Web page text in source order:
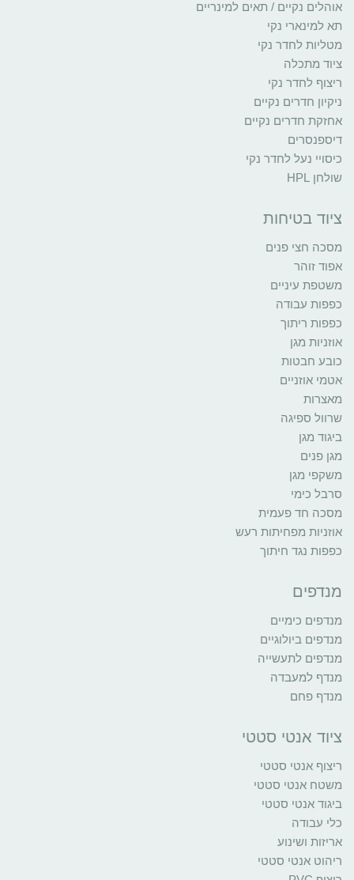
אוהלים נקיים / תאים למינריים
תא למינארי נקי
מטליות לחדר נקי
ציוד מתכלה
ריצוף לחדר נקי
ניקיון חדרים נקיים
אחזקת חדרים נקיים
דיספנסרים
כיסויי נעל לחדר נקי
שולחן HPL
ציוד בטיחות
מסכה חצי פנים
אפוד זוהר
משטפת עיניים
כפפות עבודה
כפפות ריתוך
אוזניות מגן
כובע חבטות
אטמי אוזניים
מאצרות
שרוול ספיגה
ביגוד מגן
מגן פנים
משקפי מגן
סרבל כימי
מסכה חד פעמית
אוזניות מפחיתות רעש
כפפות נגד חיתוך
מנדפים
מנדפים כימיים
מנדפים ביולוגיים
מנדפים לתעשייה
מנדף למעבדה
מנדף פחם
ציוד אנטי סטטי
ריצוף אנטי סטטי
משטח אנטי סטטי
ביגוד אנטי סטטי
כלי עבודה
אריזות ושינוע
ריהוט אנטי סטטי